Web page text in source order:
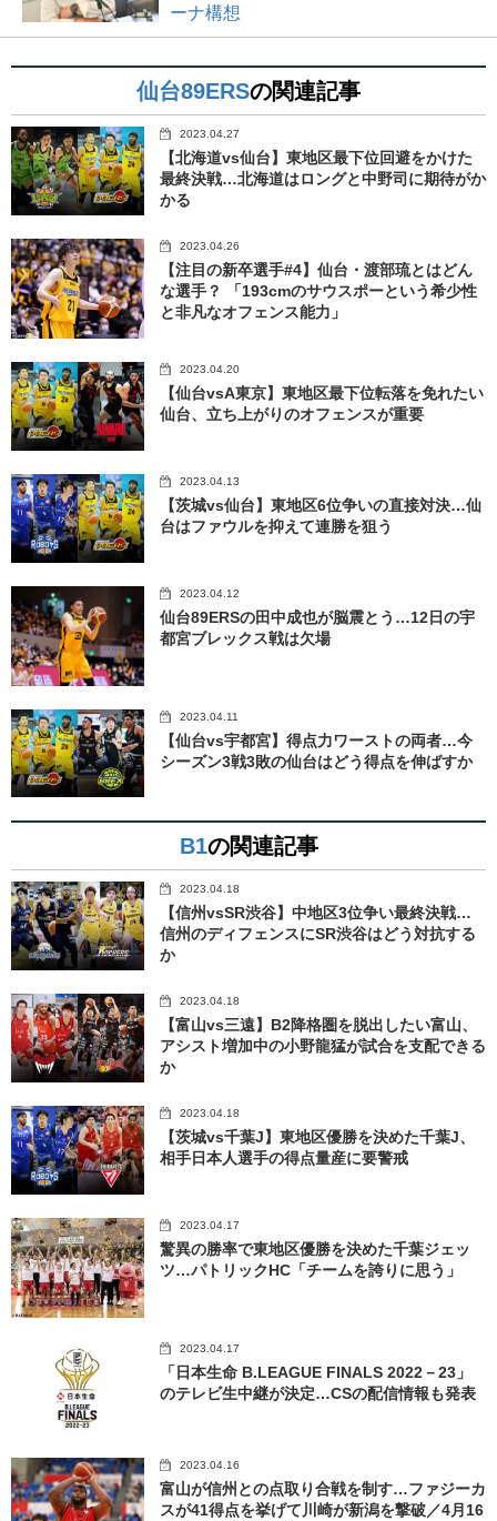
ーナ構想
仙台89ERSの関連記事
2023.04.27
【北海道vs仙台】東地区最下位回避をかけた
最終決戦…北海道はロングと中野司に期待がか
かる
2023.04.26
【注目の新卒選手#4】仙台・渡部琉とはどん
な選手？ 「193cmのサウスポーという希少性
と非凡なオフェンス能力」
2023.04.20
【仙台vsA東京】東地区最下位転落を免れたい
仙台、立ち上がりのオフェンスが重要
2023.04.13
【茨城vs仙台】東地区6位争いの直接対決…仙
台はファウルを抑えて連勝を狙う
2023.04.12
仙台89ERSの田中成也が脳震とう…12日の宇
都宮ブレックス戦は欠場
2023.04.11
【仙台vs宇都宮】得点力ワーストの両者…今
シーズン3戦3敗の仙台はどう得点を伸ばすか
B1の関連記事
2023.04.18
【信州vsSR渋谷】中地区3位争い最終決戦…
信州のディフェンスにSR渋谷はどう対抗する
か
2023.04.18
【富山vs三遠】B2降格圏を脱出したい富山、
アシスト増加中の小野龍猛が試合を支配できる
か
2023.04.18
【茨城vs千葉J】東地区優勝を決めた千葉J、
相手日本人選手の得点量産に要警戒
2023.04.17
驚異の勝率で東地区優勝を決めた千葉ジェッ
ツ…パトリックHC「チームを誇りに思う」
2023.04.17
「日本生命 B.LEAGUE FINALS 2022－23」
のテレビ生中継が決定…CSの配信情報も発表
2023.04.16
富山が信州との点取り合戦を制す…ファジーカ
スが41得点を挙げて川崎が新潟を撃破／4月16